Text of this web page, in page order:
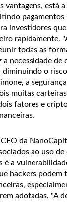
vantagens, está a
pagamentos
investidores
rapidamente.
todas as
a necessidade de
diminuindo o
a
muitas
fatores e
da
ao uso
é a
hackers podem
adotadas. "A